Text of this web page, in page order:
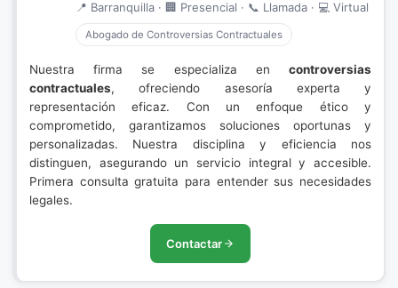
📍 Barranquilla · 🏢 Presencial · 📞 Llamada · 💻 Virtual
Abogado de Controversias Contractuales
Nuestra firma se especializa en controversias
contractuales, ofreciendo asesoría experta y
representación eficaz. Con un enfoque ético y
comprometido, garantizamos soluciones oportunas y
personalizadas. Nuestra disciplina y eficiencia nos
distinguen, asegurando un servicio integral y accesible.
Primera consulta gratuita para entender sus necesidades
legales.
Contactar